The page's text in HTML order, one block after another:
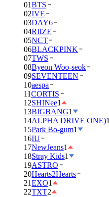
01BTS
02IVE
03DAY6
04RIIZE
05NCT
06BLACKPINK
07TWS
08Byeon Woo-seok
09SEVENTEEN
10aespa
11CORTIS
12SHINee1
13BIGBANG1
14ALPHA DRIVE ONE)1
15Park Bo-gum1
16IU
17NewJeans1
18Stray Kids1
19ASTRO
20Hearts2Hearts
21EXO1
22TXT2